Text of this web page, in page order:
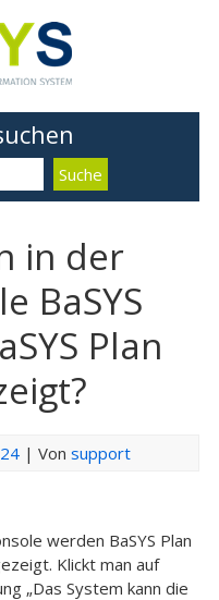
in der
BaSYS
Plan
| Von support
werden BaSYS Plan
Klickt man auf
„Das System kann die